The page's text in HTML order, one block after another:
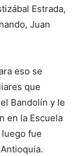
Estrada,
Juan
eso se
que
Bandolín y le
en la Escuela
fue